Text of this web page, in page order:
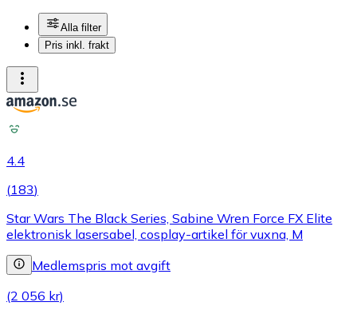
Alla filter
Pris inkl. frakt
4.4
(183)
Star Wars The Black Series, Sabine Wren Force FX Elite
elektronisk lasersabel, cosplay-artikel för vuxna, M
Medlemspris mot avgift
(2 056 kr)